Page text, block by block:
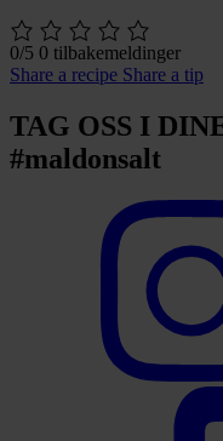
0/5 0 tilbakemeldinger
Share a recipe Share a tip
TAG OSS I
#maldonsalt